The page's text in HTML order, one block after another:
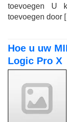
toevoegen U
toevoegen door
Hoe u uw
Logic Pro X